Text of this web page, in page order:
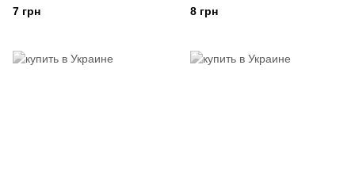
серебро, алюминий
7 грн
max 1.8 мм
8 грн